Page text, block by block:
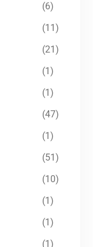
(6)
(11)
(21)
(1)
(1)
(47)
(1)
(51)
(10)
(1)
(1)
(1)